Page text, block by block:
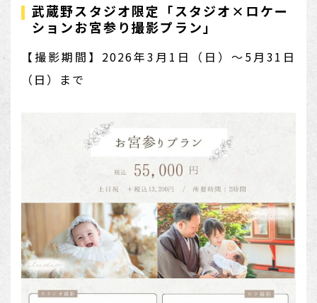
武蔵野スタジオ限定「スタジオ×ロケー
ションお宮参り撮影プラン」
【撮影期間】2026年3月1日（日）～5月31日
（日）まで